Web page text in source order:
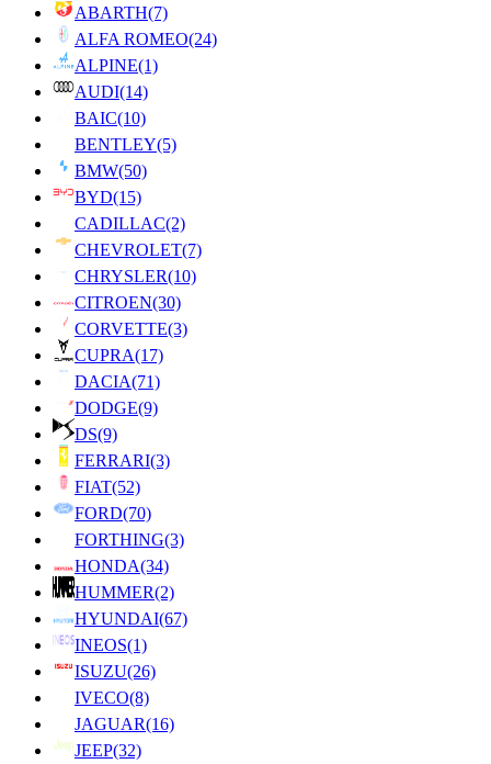
ABARTH(7)
ALFA ROMEO(24)
ALPINE(1)
AUDI(14)
BAIC(10)
BENTLEY(5)
BMW(50)
BYD(15)
CADILLAC(2)
CHEVROLET(7)
CHRYSLER(10)
CITROEN(30)
CORVETTE(3)
CUPRA(17)
DACIA(71)
DODGE(9)
DS(9)
FERRARI(3)
FIAT(52)
FORD(70)
FORTHING(3)
HONDA(34)
HUMMER(2)
HYUNDAI(67)
INEOS(1)
ISUZU(26)
IVECO(8)
JAGUAR(16)
JEEP(32)